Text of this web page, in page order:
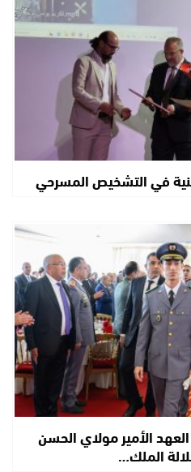
في التشخيص المسرحي
الأمير مولاي الحسن
الملك…